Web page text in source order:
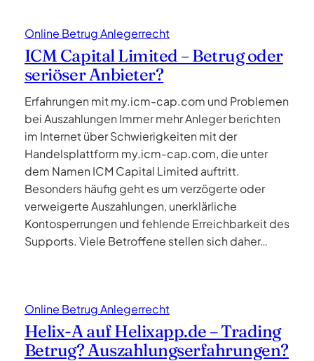
Online Betrug Anlegerrecht
ICM Capital Limited – Betrug oder
seriöser Anbieter?
Erfahrungen mit my.icm-cap.com und Problemen
bei Auszahlungen Immer mehr Anleger berichten
im Internet über Schwierigkeiten mit der
Handelsplattform my.icm-cap.com, die unter
dem Namen ICM Capital Limited auftritt.
Besonders häufig geht es um verzögerte oder
verweigerte Auszahlungen, unerklärliche
Kontosperrungen und fehlende Erreichbarkeit des
Supports. Viele Betroffene stellen sich daher…
Online Betrug Anlegerrecht
Helix-A auf Helixapp.de – Trading
Betrug? Auszahlungserfahrungen?